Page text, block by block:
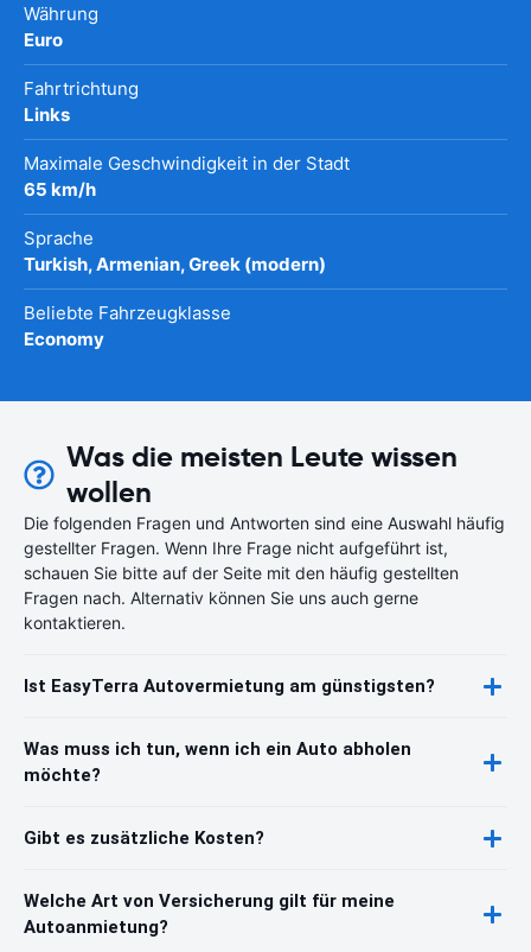
Währung
Euro
Fahrtrichtung
Links
Maximale Geschwindigkeit in der Stadt
65 km/h
Sprache
Turkish, Armenian, Greek (modern)
Beliebte Fahrzeugklasse
Economy
Was die meisten Leute wissen
wollen
Die folgenden Fragen und Antworten sind eine Auswahl häufig
gestellter Fragen. Wenn Ihre Frage nicht aufgeführt ist,
schauen Sie bitte auf der Seite mit den häufig gestellten
Fragen nach. Alternativ können Sie uns auch gerne
kontaktieren.
Ist EasyTerra Autovermietung am günstigsten?
Was muss ich tun, wenn ich ein Auto abholen
möchte?
Gibt es zusätzliche Kosten?
Welche Art von Versicherung gilt für meine
Autoanmietung?